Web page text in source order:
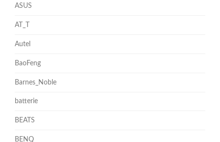
ASUS
AT_T
Autel
BaoFeng
Barnes_Noble
batterie
BEATS
BENQ